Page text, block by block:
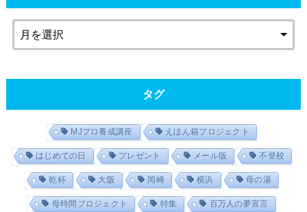
タグ
MJプロ養成講座 えほん箱プロジェクト
はじめての日 プレゼント メール版 不登校
乾杯 大阪 岡崎 横浜 母の湯
母時間プロジェクト 特集 百万人の夢宣言